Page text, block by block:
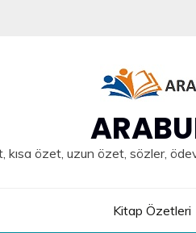
özet, uzun özet, sözler,
Kitap Özetleri